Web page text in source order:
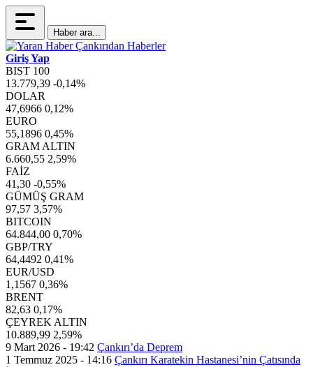
Haber ara...
Giriş Yap
BIST 100
13.779,39 -0,14%
DOLAR
47,6966 0,12%
EURO
55,1896 0,45%
GRAM ALTIN
6.660,55 2,59%
FAİZ
41,30 -0,55%
GÜMÜŞ GRAM
97,57 3,57%
BITCOIN
64.844,00 0,70%
GBP/TRY
64,4492 0,41%
EUR/USD
1,1567 0,36%
BRENT
82,63 0,17%
ÇEYREK ALTIN
10.889,99 2,59%
9 Mart 2026 - 19:42 Çankırı’da Deprem
1 Temmuz 2025 - 14:16 Çankırı Karatekin Hastanesi’nin Çatısında